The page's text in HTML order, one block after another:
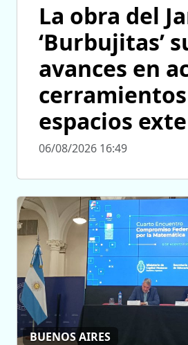
La obra del
‘Burbujitas’
avances en
espacios
06/08/2026 16:49
BUENOS AIRES